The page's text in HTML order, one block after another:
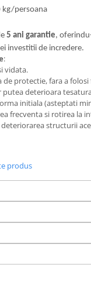
kg/persoana
5 ani garantie,
investitii de incredere.
:
vidata.
de protectie, fara a
putea deterioara
initiala (asteptati
frecventa si rotirea la
structurii
produs